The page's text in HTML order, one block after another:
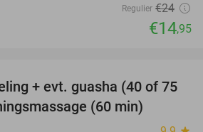
Regulier €24
€14,95
50%
+ evt. guasha (40 of 75
(60 min)